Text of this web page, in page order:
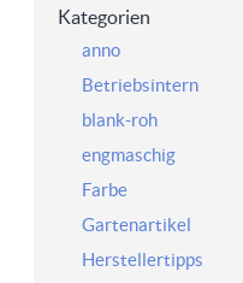
Kategorien
anno
Betriebsintern
blank-roh
engmaschig
Farbe
Gartenartikel
Herstellertipps